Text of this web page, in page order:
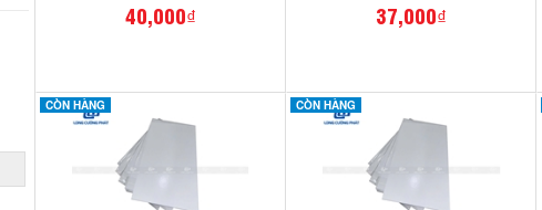
40,000₫ 37,000₫
CÒN HÀNG CÒN HÀNG